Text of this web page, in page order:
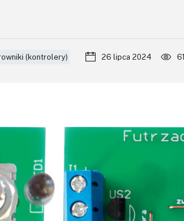
(kontrolery) 26 lipca 2024